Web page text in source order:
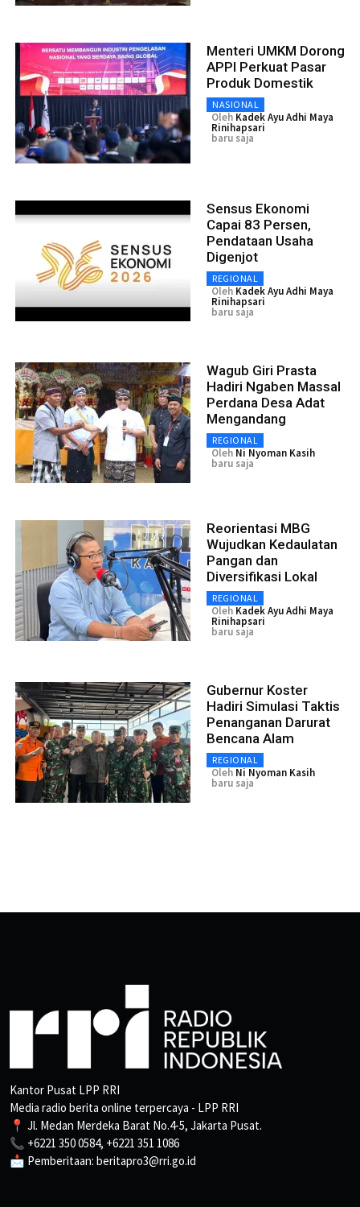
Menteri UMKM Dorong
APPI Perkuat Pasar
Produk Domestik
NASIONAL
Oleh Kadek Ayu Adhi Maya
Rinihapsari
baru saja
Sensus Ekonomi
Capai 83 Persen,
Pendataan Usaha
Digenjot
REGIONAL
Oleh Kadek Ayu Adhi Maya
Rinihapsari
baru saja
Wagub Giri Prasta
Hadiri Ngaben Massal
Perdana Desa Adat
Mengandang
REGIONAL
Oleh Ni Nyoman Kasih
baru saja
Reorientasi MBG
Wujudkan Kedaulatan
Pangan dan
Diversifikasi Lokal
REGIONAL
Oleh Kadek Ayu Adhi Maya
Rinihapsari
baru saja
Gubernur Koster
Hadiri Simulasi Taktis
Penanganan Darurat
Bencana Alam
REGIONAL
Oleh Ni Nyoman Kasih
baru saja
Kantor Pusat LPP RRI
Media radio berita online terpercaya - LPP RRI
📍 Jl. Medan Merdeka Barat No.4-5, Jakarta Pusat.
📞 +6221 350 0584, +6221 351 1086
📩 Pemberitaan: beritapro3@rri.go.id